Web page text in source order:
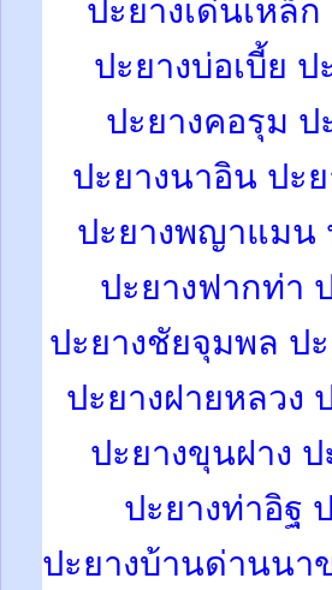
ปะยางเด่นเหล็
ปะยางบ่อเบี้ย
ปะยางคอรุม ป
ปะยางนาอิน ปะ
ปะยางพญาแมน
ปะยางฟากท่า
ปะยางชัยจุมพล ป
ปะยางฝายหลวง
ปะยางขุนฝาง ป
ปะยางท่าอิฐ
ปะยางบ้านด่านนา